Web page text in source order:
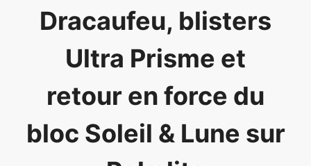
Dracaufeu, blisters
Ultra Prisme et
retour en force du
bloc Soleil & Lune sur